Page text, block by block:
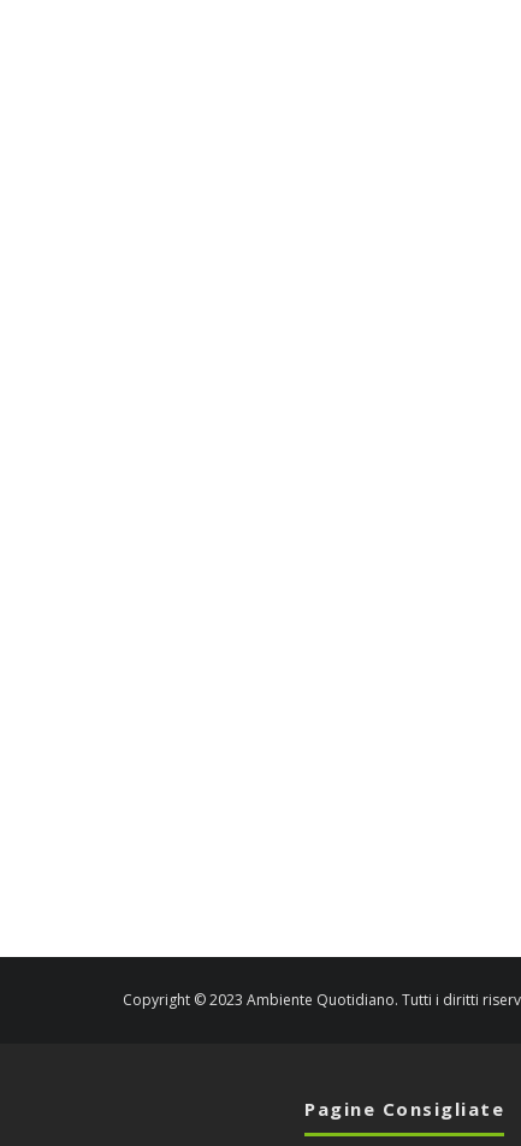
Copyright © 2023 Ambiente Quotidiano. Tutti i diritti
Pagine Consigliate